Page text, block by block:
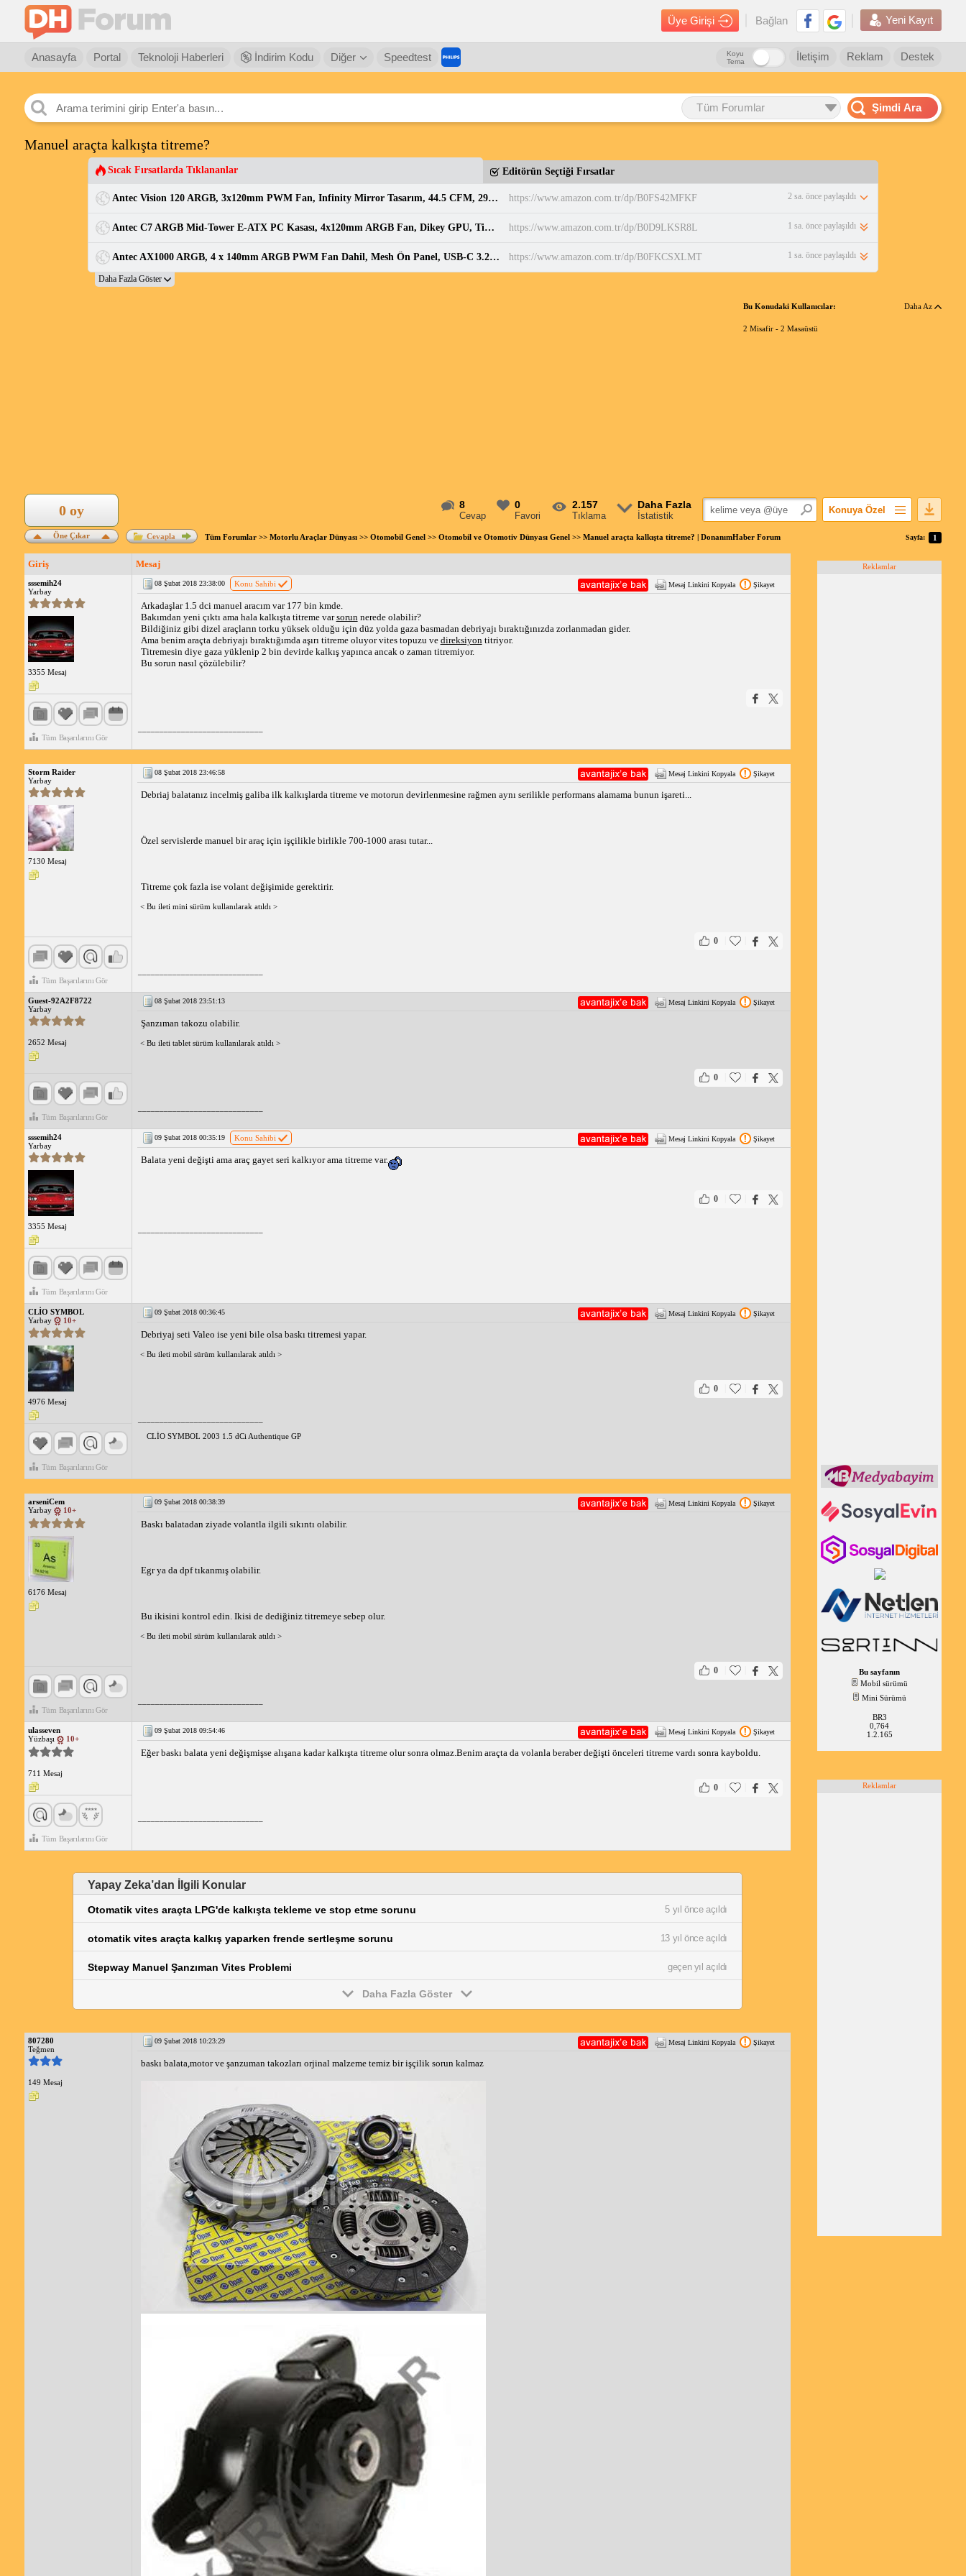
Üye Girişi Bağlan Yeni Kayıt
Anasayfa Portal Teknoloji Haberleri İndirim Kodu Diğer Speedtest Destek
Reklam
İletişim
Koyu
Tema
Tüm Forumlar Şimdi Ara
Manuel araçta kalkışta titreme?
Sıcak Fırsatlarda Tıklananlar Editörün Seçtiği Fırsatlar
Antec Vision 120 ARGB, 3x120mm PWM Fan, Infinity Mirror Tasarım, 44.5 CFM, 29 dB, Hydraulic Bearing, 4-Pin, Kasa Fanı 3'lü Paket : Amazon.com.tr: Bilgisayar https://www.amazon.com.tr/dp/B0FS42MFKF 2 sa. önce paylaşıldı
Antec C7 ARGB Mid-Tower E-ATX PC Kasası, 4x120mm ARGB Fan, Dikey GPU, Tip-C 10Gbps, 360mm Radyatör, Temperli Cam : Amazon.com.tr: Bilgisayar https://www.amazon.com.tr/dp/B0D9LKSR8L 1 sa. önce paylaşıldı
Antec AX1000 ARGB, 4 x 140mm ARGB PWM Fan Dahil, Mesh Ön Panel, USB-C 3.2, Temperli Cam Yan Panel, 360mm Radyatör Desteği, Siyah Orta Kule ATX Oyuncu Kasası : Amazon.com.tr: Bilgisayar https://www.amazon.com.tr/dp/B0FKCSXLMT 1 sa. önce paylaşıldı
Bu Konudaki Kullanıcılar: Daha Az
2 Misafir - 2 Masaüstü
8
Cevap
0
Favori
2.157
Tıklama
Daha Fazla
İstatistik
Konuya Özel
Popüler Mesajlar
Öne Çıkar
0 oy
Cevapla Tüm Forumlar>> Motorlu Araçlar Dünyası>> Otomobil Genel>> Otomobil ve Otomotiv Dünyası Genel>> Manuel araçta kalkışta titreme? | DonanımHaber Forum Sayfa: 1
Giriş Mesaj
sssemih24
Yarbay
3355 Mesaj
Tüm Başarılarını Gör
08 Şubat 2018 23:38:00 Konu Sahibi Mesaj Linkini Kopyala Şikayet
Arkadaşlar 1.5 dci manuel aracım var 177 bin kmde.
Bakımdan yeni çıktı ama hala kalkışta titreme varsorunnerede olabilir?
Bildiğiniz gibi dizel araçların torku yüksek olduğu için düz yolda gaza basmadan debriyajı bıraktığınızda zorlanmadan gider.
Ama benim araçta debriyajı bıraktığımda aşırı titreme oluyor vites topuzu ve direksiyontitriyor.
Titremesin diye gaza yüklenip 2 bin devirde kalkış yapınca ancak o zaman titremiyor.
Bu sorun nasıl çözülebilir?
Storm Raider
Yarbay
7130 Mesaj
Tüm Başarılarını Gör
08 Şubat 2018 23:46:58 Mesaj Linkini Kopyala Şikayet
Debriaj balatanız incelmiş galiba ilk kalkışlarda titreme ve motorun devirlenmesine rağmen aynı serilikle performans alamama bunun işareti...
Özel servislerde manuel bir araç için işçilikle birlikle 700-1000 arası tutar...
Titreme çok fazla ise volant değişimide gerektirir.
< Bu ileti mini sürüm kullanılarak atıldı >
0
Guest-92A2F8722
Yarbay
2652 Mesaj
Tüm Başarılarını Gör
08 Şubat 2018 23:51:13 Mesaj Linkini Kopyala Şikayet
Şanzıman takozu olabilir.
< Bu ileti tablet sürüm kullanılarak atıldı >
0
sssemih24
Yarbay
3355 Mesaj
Tüm Başarılarını Gör
09 Şubat 2018 00:35:19 Konu Sahibi Mesaj Linkini Kopyala Şikayet
Balata yeni değişti ama araç gayet seri kalkıyor ama titreme var.
0
CLİO SYMBOL
Yarbay
10+
4976 Mesaj
Tüm Başarılarını Gör
09 Şubat 2018 00:36:45 Mesaj Linkini Kopyala Şikayet
Debriyaj seti Valeo ise yeni bile olsa baskı titremesi yapar.
< Bu ileti mobil sürüm kullanılarak atıldı >
0
CLİO SYMBOL 2003 1.5 dCi Authentique GP
arseniCem
Yarbay
10+
6176 Mesaj
Tüm Başarılarını Gör
09 Şubat 2018 00:38:39 Mesaj Linkini Kopyala Şikayet
Baskı balatadan ziyade volantla ilgili sıkıntı olabilir.
Egr ya da dpf tıkanmış olabilir.
Bu ikisini kontrol edin. Ikisi de dediğiniz titremeye sebep olur.
< Bu ileti mobil sürüm kullanılarak atıldı >
0
ulasseven
Yüzbaşı
10+
711 Mesaj
Tüm Başarılarını Gör
09 Şubat 2018 09:54:46 Mesaj Linkini Kopyala Şikayet
Eğer baskı balata yeni değişmişse alışana kadar kalkışta titreme olur sonra olmaz.Benim araçta da volanla beraber değişti önceleri titreme vardı sonra kayboldu.
0
Yapay Zeka’dan İlgili Konular
Otomatik vites araçta LPG'de kalkışta tekleme ve stop etme sorunu 5 yıl önce açıldı
otomatik vites araçta kalkış yaparken frende sertleşme sorunu 13 yıl önce açıldı
Stepway Manuel Şanzıman Vites Problemi geçen yıl açıldı
Daha Fazla Göster
807280
Teğmen
149 Mesaj
09 Şubat 2018 10:23:29 Mesaj Linkini Kopyala Şikayet
baskı balata,motor ve şanzuman takozları orjinal malzeme temiz bir işçilik sorun kalmaz
Reklamlar
Bu sayfanın
Mobil sürümü
Mini Sürümü
BR3
0,764
1.2.165
Reklamlar